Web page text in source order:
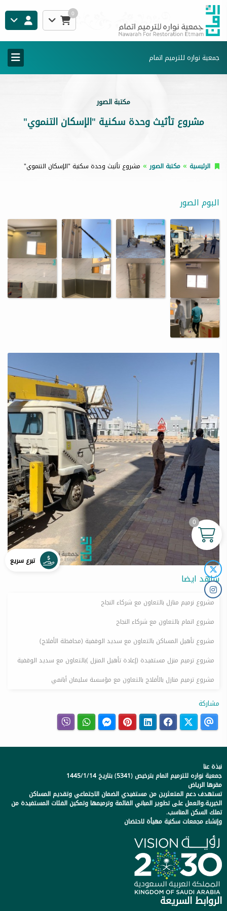
0
جمعية نواره للترميم اتمام
مكتبة الصور
مشروع تأثيث وحدة سكنية "الإسكان التنموي"
الرئيسية مكتبة الصور مشروع تأثيث وحدة سكنية "الإسكان التنموي"
البوم الصور
شاهد ايضا
مشروع نرميم منازل بالتعاون مع شركاء النجاح
مشروع اتمام بالتعاون مع شركاء النجاح
مشروع تأهيل المساكن بالتعاون مع سديد الوقفية (محافظة الأفلاج)
مشروع ترميم منزل مستفيدة (إعادة تأهيل المنزل )بالتعاون مع سديد الوقفية
مشروع ترميم منازل بالأفلاج بالتعاون مع مؤسسة سليمان أبانمي
مشاركة
نبذة عنا
جمعية نواره للترميم اتمام بترخيص (5341) بتاريخ 1445/1/14
مقرها الرياض
تستهدف دعم المتعثرين من مستفيدي الضمان الاجتماعي وتقديم المساكن
الخيرية.والعمل على تطوير المباني القائمة وترميمها وتمكين الفئات المستفيدة من
تملك السكن المناسب.
وإنشاء مجمعات سكنية مهيأة لاحتضان
الروابط السريعة
تبرع سريع
0